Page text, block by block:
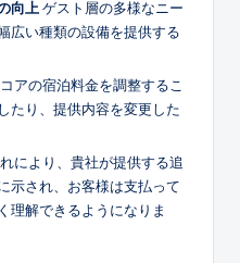
向上 ゲスト層の多様なニー
広い種類の設備を提供する
アの宿泊料金を調整するこ
たり、提供内容を変更した
れにより、貴社が提供する追
示され、お客様は支払って
理解できるようになりま